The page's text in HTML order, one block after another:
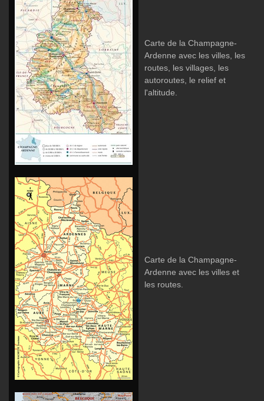
Carte de la Champagne-
Ardenne avec les villes, les
routes, les villages, les
autoroutes, le relief et
l'altitude.
Carte de la Champagne-
Ardenne avec les villes et
les routes.